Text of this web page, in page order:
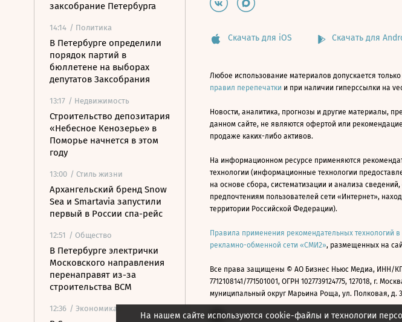
заксобрание Петербурга
14:14 / Политика
В Петербурге определили
порядок партий в
бюллетене на выборах
депутатов Заксобрания
13:17 / Недвижимость
Строительство депозитария
«Небесное Кенозерье» в
Поморье начнется в этом
году
13:00 / Стиль жизни
Архангельский бренд Snow
Sea и Smartavia запустили
первый в России спа-рейс
12:51 / Общество
В Петербурге электрички
Московского направления
перенаправят из-за
строительства ВСМ
12:36 / Экономика
На нашем сайте используются cookie-файлы и технологии
Скачать для iOS Скачать для
Любое использование материалов допускается
правил перепечатки и при наличии гиперссылки на
Новости, аналитика, прогнозы и другие материалы,
данном сайте, не являются офертой или
продаже каких-либо активов.
На информационном ресурсе применяются
технологии (информационные технологии
на основе сбора, систематизации и анализа
предпочтениям пользователей сети «Интернет»,
территории Российской Федерации).
Правила применения рекомендательных технологий
рекламно-обменной сети «СМИ2», размещенных на
Все права защищены © АО Бизнес Ньюс Медиа, ИНН/
7712108141/771501001, ОГРН 1027739124775, 127018, г.
муниципальный округ Марьина Роща, ул. Полковая, д. 3,